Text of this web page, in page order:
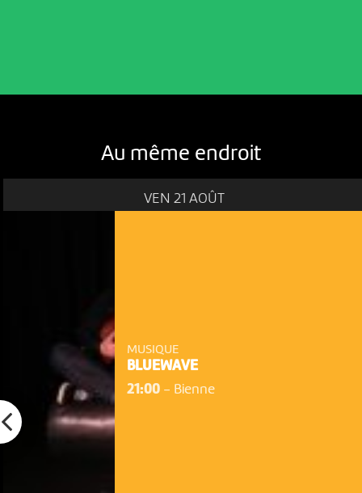
Au même endroit
VEN 21 AOÛT
MUSIQUE
BLUEWAVE
21:00- Bienne